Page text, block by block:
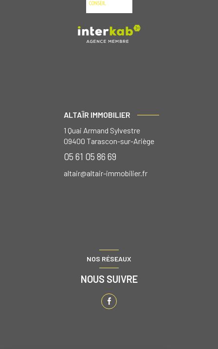
ALTAÏR IMMOBILIER
1 Quai Armand Sylvestre
09400 Tarascon-sur-Ariège
05 61 05 86 69
altair@altair-immobilier.fr
NOS RÉSEAUX
NOUS SUIVRE